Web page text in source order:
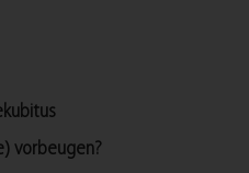
vorbeugen?